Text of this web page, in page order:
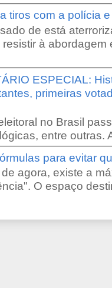
tiros com a polícia
de está
à
ESPECIAL:
primeiras
no Brasil
entre outras.
para evitar
agora, existe a
O espaço